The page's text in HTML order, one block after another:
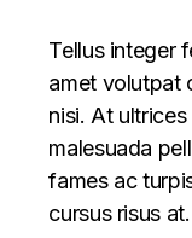
Tellus integer
amet volutpat
nisi. At
malesuada
fames ac
cursus risus